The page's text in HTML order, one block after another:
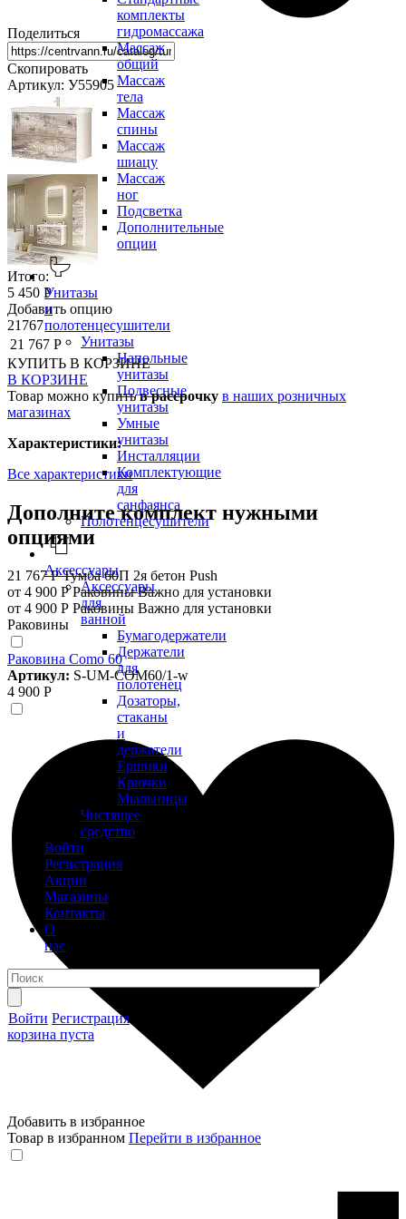
комплекты
гидромассажа
Массаж
общий
Массаж
тела
Массаж
спины
Массаж
шиацу
Массаж
ног
Подсветка
Дополнительные
опции
Унитазы
и
полотенцесушители
Унитазы
Напольные
унитазы
Подвесные
унитазы
Умные
унитазы
Инсталляции
Комплектующие
для
санфаянса
Полотенцесушители
Аксессуары
Аксессуары
для
ванной
Бумагодержатели
Держатели
для
полотенец
Дозаторы,
стаканы
и
держатели
Ершики
Крючки
Мыльницы
Чистящее
средство
Войти
Регистрация
Акции
Магазины
Контакты
О
нас
Войти Регистрация
корзина пуста
Поделиться
Скопировать
Артикул: У55905
Итого:
5 450 Р
Добавить опцию
21767
21 767 Р
КУПИТЬ В КОРЗИНЕ
В КОРЗИНЕ
Товар можно купитьв рассрочку в наших розничных
магазинах
Характеристики:
Все характеристики
Дополните комплект нужными
опциями
21 767 Р Тумба 60П 2я бетон Push
от 4 900 Р Раковины Важно для установки
от 4 900 Р Раковины Важно для установки
Раковины
Раковина Como 60
Артикул: S-UM-COM60/1-w
4 900 Р
Добавить в избранное
Товар в избранном Перейти в избранное